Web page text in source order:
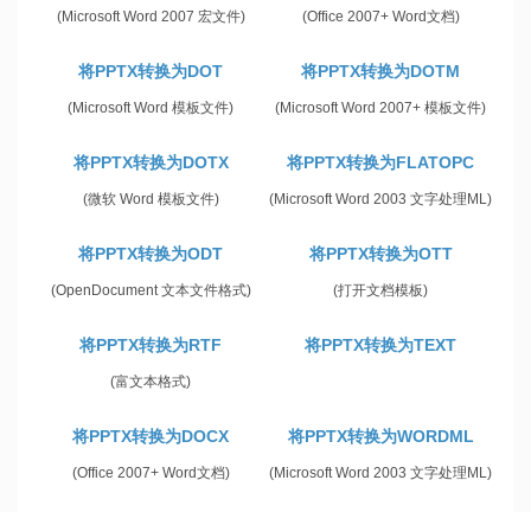
(Microsoft Word 2007 宏文件) (Office 2007+ Word文档)
将PPTX转换为DOT
(Microsoft Word 模板文件)
将PPTX转换为DOTM
(Microsoft Word 2007+ 模板文件)
将PPTX转换为DOTX
(微软 Word 模板文件)
将PPTX转换为FLATOPC
(Microsoft Word 2003 文字处理ML)
将PPTX转换为ODT
(OpenDocument 文本文件格式)
将PPTX转换为OTT
(打开文档模板)
将PPTX转换为RTF
(富文本格式)
将PPTX转换为TEXT
将PPTX转换为DOCX
(Office 2007+ Word文档)
将PPTX转换为WORDML
(Microsoft Word 2003 文字处理ML)